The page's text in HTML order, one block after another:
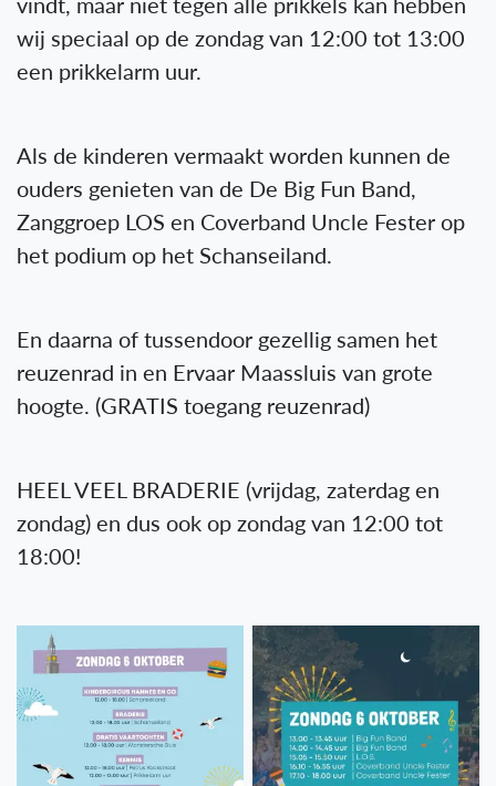
wij speciaal op de zondag van 12:00 tot 13:00
een prikkelarm uur.
Als de kinderen vermaakt worden kunnen de
ouders genieten van de De Big Fun Band,
Zanggroep LOS en Coverband Uncle Fester op
het podium op het Schanseiland.
En daarna of tussendoor gezellig samen het
reuzenrad in en Ervaar Maassluis van grote
hoogte. (GRATIS toegang reuzenrad)
HEEL VEEL BRADERIE (vrijdag, zaterdag en
zondag) en dus ook op zondag van 12:00 tot
18:00!